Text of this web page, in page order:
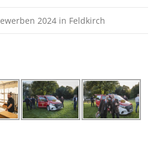
2024 in Feldkirch